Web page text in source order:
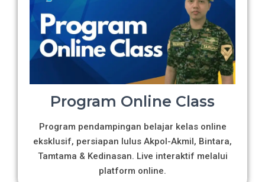
Program Online Class
Program pendampingan belajar kelas online
eksklusif, persiapan lulus Akpol-Akmil, Bintara,
Tamtama & Kedinasan. Live interaktif melalui
platform online.